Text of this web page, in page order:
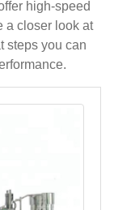
high-speed
a closer look at
steps you can